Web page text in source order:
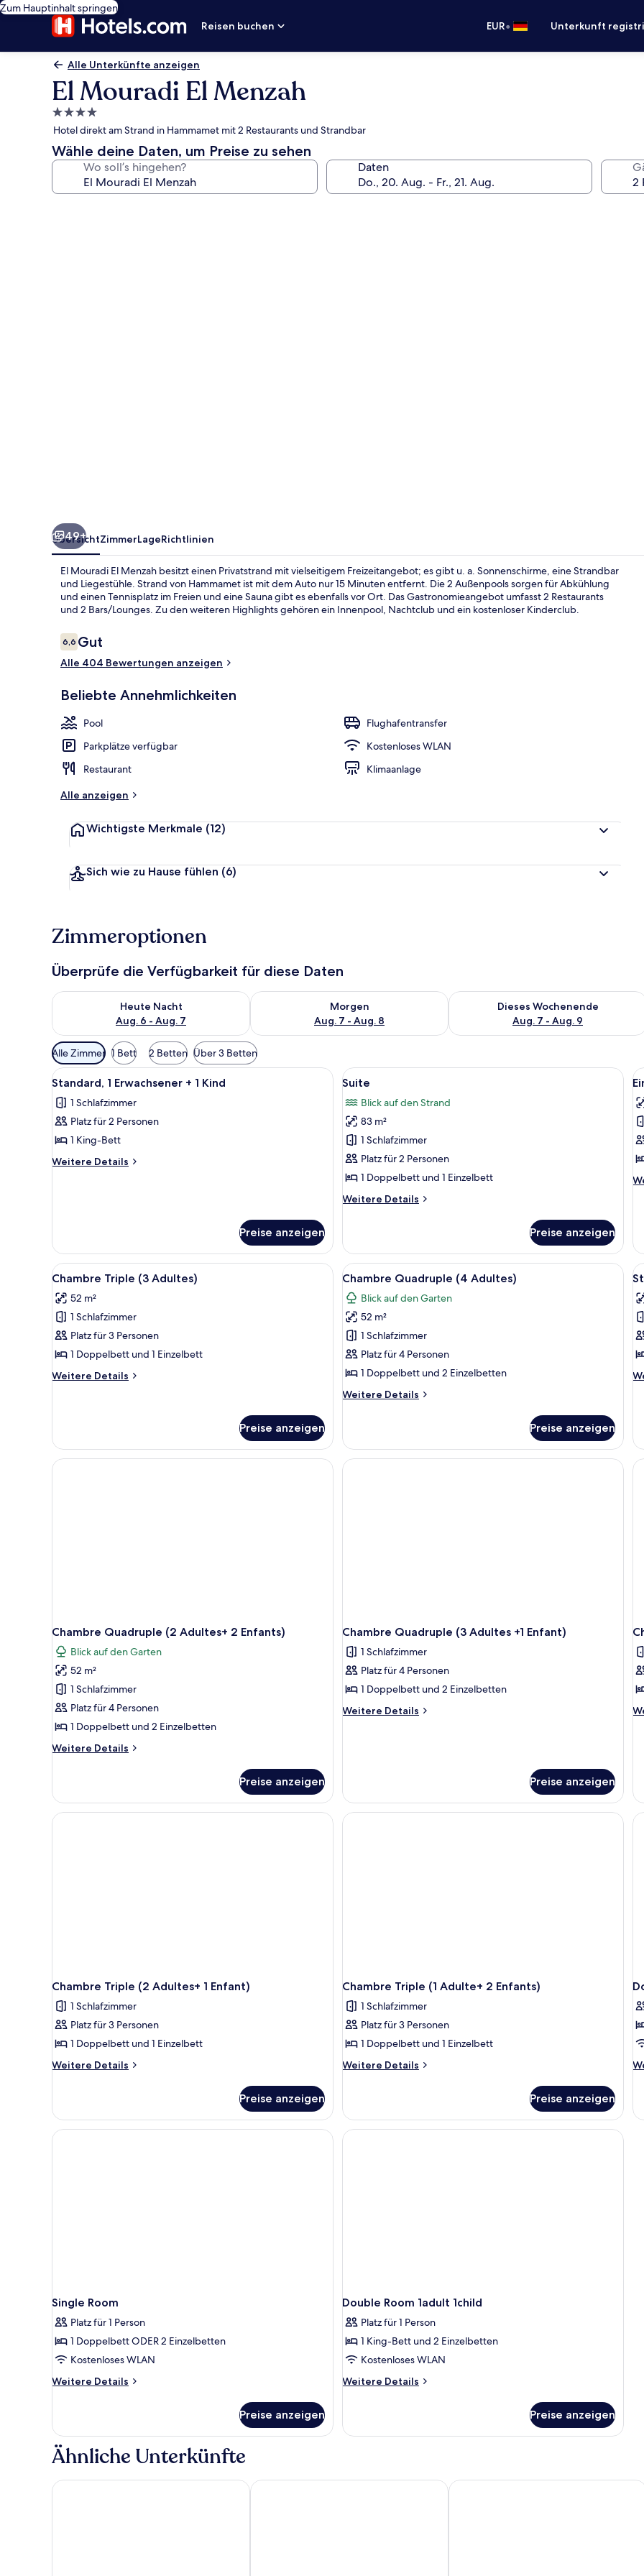
Zum Hauptinhalt springen
Reisen buchen
EUR• Unterkunft
Alle Unterkünfte anzeigen
El Mouradi El Menzah
4.0-
Sterne-
Unterkunft
Hotel direkt am Strand in Hammamet mit 2 Restaurants und Strandbar
Wähle deine Daten, um Preise zu sehen
Wo soll’s hingehen? Daten
49+
ÜbersichtZimmerLageRichtlinien
El Mouradi El Menzah besitzt einen Privatstrand mit vielseitigem Freizeitangebot; es gibt u. a. Sonnenschirme, eine Strandbar
und Liegestühle. Strand von Hammamet ist mit dem Auto nur 15 Minuten entfernt. Die 2 Außenpools sorgen für Abkühlung
und einen Tennisplatz im Freien und eine Sauna gibt es ebenfalls vor Ort. Das Gastronomieangebot umfasst 2 Restaurants
und 2 Bars/Lounges. Zu den weiteren Highlights gehören ein Innenpool, Nachtclub und ein kostenloser Kinderclub.
Bewertungen
6,66,6 von 10.
Gut
Alle 404 Bewertungen anzeigen
Beliebte Annehmlichkeiten
Pool
Flughafentransfer
Parkplätze verfügbar
Kostenloses WLAN
Restaurant
Klimaanlage
Alle anzeigen
Wichtigste Merkmale (12)
Sich wie zu Hause fühlen (6)
Zimmeroptionen
Überprüfe die Verfügbarkeit für diese Daten
Heute Nacht
Aug. 6 - Aug. 7
Überprüfe die Verfügbarkeit für heute Nacht, Aug. 6 - Aug. 7.
Morgen
Aug. 7 - Aug. 8
Überprüfe die Verfügbarkeit für morgen, Aug. 7 - Aug. 8.
Dieses Wochenende
Aug. 7 - Aug. 9
Überprüfe die Verfügbarkeit für
Verfügbare
Filter
für
Zimmer
Alle Zimmer 1 Bett 2 Betten Über 3 Betten
Alle
Fotos
für
Standard,
1
Erwachsener
Ein Hotelzimmer mit Bett, Schreibtisch mit Computer, Fernseher und Balkon mit Blick.
8
Standard, 1 Erwachsener + 1 Kind
1 Schlafzimmer
Platz für 2 Personen
1 King-Bett
Weitere Details
Weitere
1
Kind
Preise anzeigen
Alle
Fotos
für
Suite
anzeigen
Ein Hotelzimmer mit Bett,
9
Suite
Blick auf den Strand
83 m²
1 Schlafzimmer
Platz für 2 Personen
1 Doppelbett und 1 Einzelbett
Weitere Details
Weitere
Preise anzeigen
Alle
Fotos
für
Chambre
Triple
(3
Adultes)
anzeigen
Ein Hotelzimmer mit Bett, Schreibtisch mit Computer, Fernseher und Balkon mit Blick.
8
Chambre Triple (3 Adultes)
52 m²
1 Schlafzimmer
Platz für 3 Personen
1 Doppelbett und 1 Einzelbett
Weitere Details
Weitere
(3
Adultes)
Preise anzeigen
Alle
Fotos
für
Chambre
Quadruple
(4
Adultes)
Ein Hotelzimmer mit Bett,
7
Chambre Quadruple (4 Adultes)
Blick auf den Garten
52 m²
1 Schlafzimmer
Platz für 4 Personen
1 Doppelbett und 2 Einzelbetten
Weitere Details
Weitere
Quadruple
(4
Adultes)
Preise anzeigen
Chambre Quadruple (2 Adultes+ 2 Enfants)
Blick auf den Garten
52 m²
1 Schlafzimmer
Platz für 4 Personen
1 Doppelbett und 2 Einzelbetten
Weitere Details
Weitere
Quadruple
(2
Adultes+
Preise anzeigen
Chambre Quadruple (3 Adultes +1 Enfant)
1 Schlafzimmer
Platz für 4 Personen
1 Doppelbett und 2 Einzelbetten
Weitere Details
Weitere
+1
Enfant)
Preise anzeigen
Chambre Triple (2 Adultes+ 1 Enfant)
1 Schlafzimmer
Platz für 3 Personen
1 Doppelbett und 1 Einzelbett
Weitere Details
Weitere
Triple
(2
Adultes+
Preise anzeigen
Chambre Triple (1 Adulte+ 2 Enfants)
1 Schlafzimmer
Platz für 3 Personen
1 Doppelbett und 1 Einzelbett
Weitere Details
Weitere
Triple
(1
Adulte+
Preise anzeigen
Single Room
Platz für 1 Person
1 Doppelbett ODER 2 Einzelbetten
Kostenloses WLAN
Weitere Details
Weitere
Room
Preise anzeigen
Double Room 1adult 1child
Platz für 1 Person
1 King-Bett und 2 Einzelbetten
Kostenloses WLAN
Weitere Details
Weitere
Room
Preise anzeigen
Ähnliche Unterkünfte
Nahrawess Resort & Thalasso Green Golf Hammamet Hotel Menara